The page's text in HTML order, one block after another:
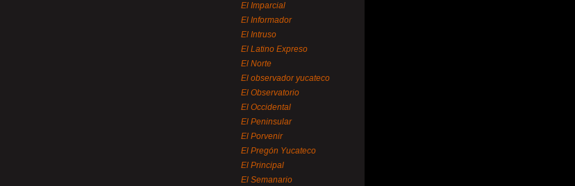
El Imparcial
El Informador
El Intruso
El Latino Expreso
El Norte
El observador yucateco
El Observatorio
El Occidental
El Peninsular
El Porvenir
El Pregón Yucateco
El Principal
El Semanario